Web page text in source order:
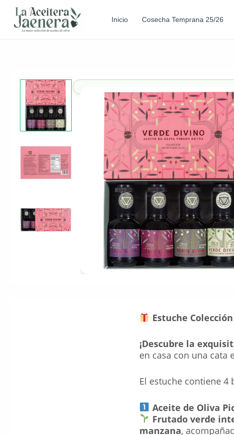
Inicio Cosecha Temprana 25/26
Estuche
¡Descubre la
en casa con una cata
El estuche contiene 4
Aceite de Oliva
Frutado verde
manzana,